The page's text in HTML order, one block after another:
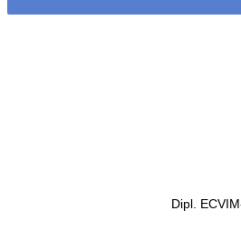
Dipl.